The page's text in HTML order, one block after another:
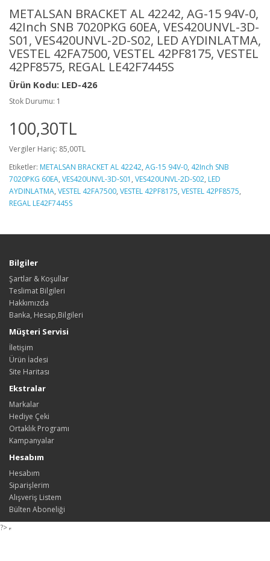
METALSAN BRACKET AL 42242, AG-15 94V-0,
42Inch SNB 7020PKG 60EA, VES420UNVL-3D-
S01, VES420UNVL-2D-S02, LED AYDINLATMA,
VESTEL 42FA7500, VESTEL 42PF8175, VESTEL
42PF8575, REGAL LE42F7445S
Ürün Kodu: LED-426
Stok Durumu: 1
100,30TL
Vergiler Hariç: 85,00TL
Etiketler: METALSAN BRACKET AL 42242, AG-15 94V-0, 42Inch SNB
7020PKG 60EA, VES420UNVL-3D-S01 , VES420UNVL-2D-S02, LED
AYDINLATMA, VESTEL 42FA7500, VESTEL 42PF8175, VESTEL 42PF8575,
REGAL LE42F7445S
Bilgiler
Şartlar & Koşullar
Teslimat Bilgileri
Hakkımızda
Banka, Hesap,Bilgileri
Müşteri Servisi
İletişim
Ürün İadesi
Site Haritası
Ekstralar
Markalar
Hediye Çeki
Ortaklık Programı
Kampanyalar
Hesabım
Hesabım
Siparişlerim
Alışveriş Listem
Bülten Aboneliği
?>